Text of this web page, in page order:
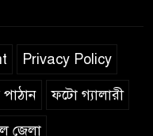
Privacy Policy
ফটো গ্যালারী
জেলা